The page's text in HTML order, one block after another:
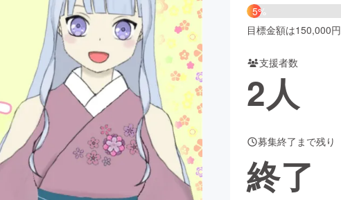
書籍・雑誌出版 アニメ・漫画
チャレンジ ビューティー・ヘルスケア
CAMPFIRE for Social GoodCAMPFIRE Creation
CAMPFIREふるさと納税
machi-yaコミュニティ
5%
目標金額は150,000円
支援者数
2人
募集終了まで残り
終了